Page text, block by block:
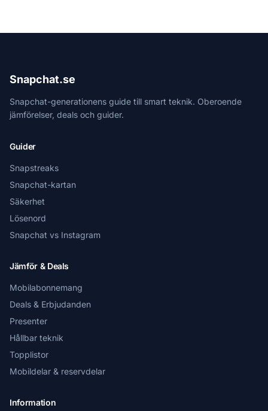
Snapchat.se
Snapchat-generationens guide till smart teknik. Oberoende
jämförelser, deals och guider.
Guider
Snapstreaks
Snapchat-kartan
Säkerhet
Lösenord
Snapchat vs Instagram
Jämför & Deals
Mobilabonnemang
Deals & Erbjudanden
Presenter
Hållbar teknik
Topplistor
Mobildelar & reservdelar
Information